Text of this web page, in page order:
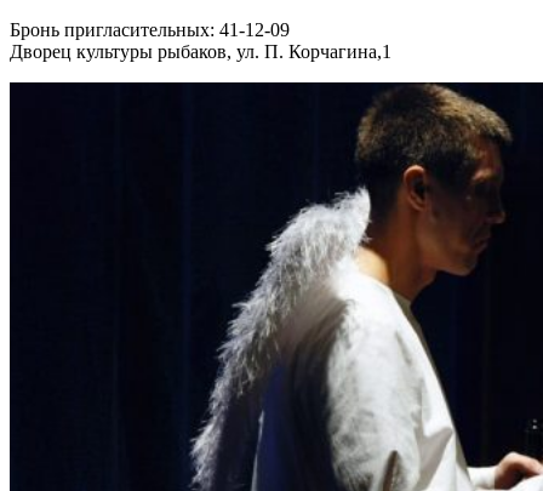
Бронь пригласительных: 41-12-09
Дворец культуры рыбаков, ул. П. Корчагина,1